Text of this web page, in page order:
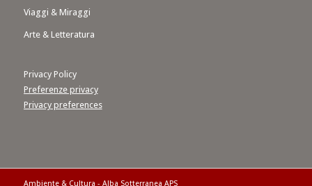
Viaggi & Miraggi
Arte & Letteratura
Privacy Policy
Preferenze privacy
Privacy preferences
Ambiente & Cultura - Alba Sotterranea APS